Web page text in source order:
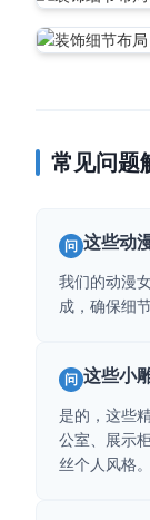
常见问题
问 这些动
我们的动漫
成，确保细
问 这些小
是的，这些
公室、展示
丝个人风格。